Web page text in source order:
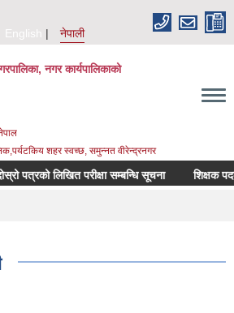
English
नेपाली
नगर कार्यपालिकाको
शहर स्वच्छ, समुन्नत वीरेन्द्रनगर
पत्रको लिखित परीक्षा सम्बन्धि सूचना शिक्षक पदको